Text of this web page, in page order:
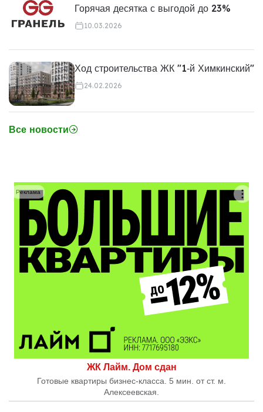
Горячая десятка с выгодой до 23%
10.03.2026
Ход строительства ЖК "1‑й Химкинский"
24.02.2026
Все новости
ЖК Лайм. Дом сдан
Готовые квартиры бизнес-класса. 5 мин. от ст. м.
Алексеевская.
Реклама